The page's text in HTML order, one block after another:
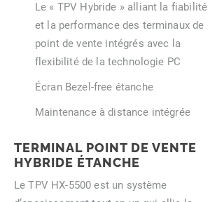
Le « TPV Hybride » alliant la fiabilité
et la performance des terminaux de
point de vente intégrés avec la
flexibilité de la technologie PC
Écran Bezel-free étanche
Maintenance à distance intégrée
TERMINAL POINT DE VENTE
HYBRIDE ÉTANCHE
Le TPV HX-5500 est un système